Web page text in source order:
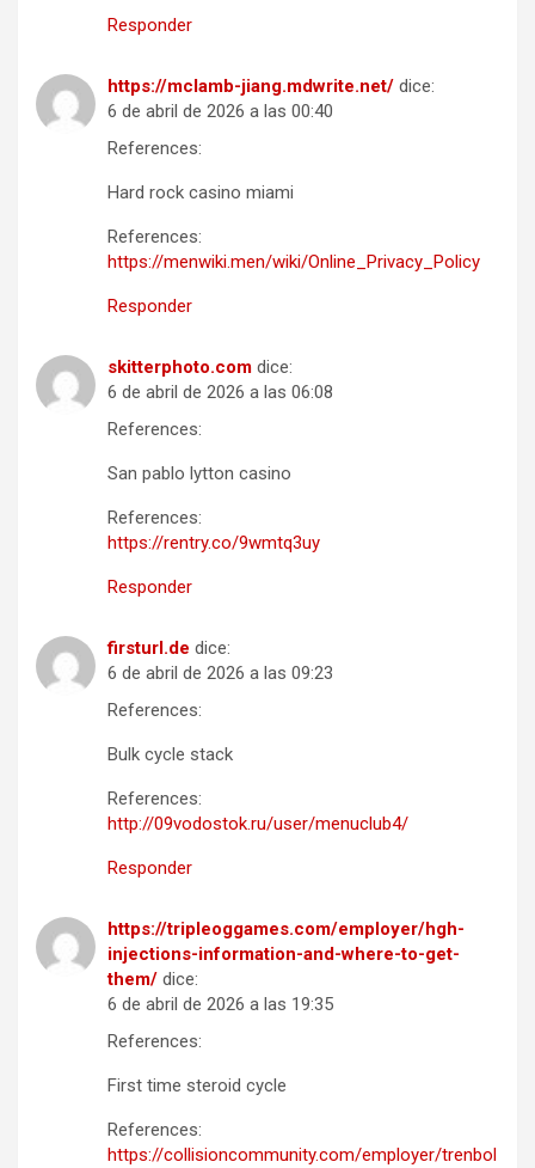
Responder
https://mclamb-jiang.mdwrite.net/ dice:
6 de abril de 2026 a las 00:40
References:
Hard rock casino miami
References:
https://menwiki.men/wiki/Online_Privacy_Policy
Responder
skitterphoto.com dice:
6 de abril de 2026 a las 06:08
References:
San pablo lytton casino
References:
https://rentry.co/9wmtq3uy
Responder
firsturl.de dice:
6 de abril de 2026 a las 09:23
References:
Bulk cycle stack
References:
http://09vodostok.ru/user/menuclub4/
Responder
https://tripleoggames.com/employer/hgh-
injections-information-and-where-to-get-
them/ dice:
6 de abril de 2026 a las 19:35
References:
First time steroid cycle
References:
https://collisioncommunity.com/employer/trenbol